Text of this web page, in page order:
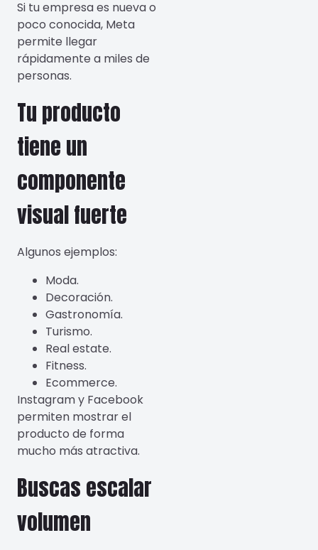
Si tu empresa es nueva o
poco conocida, Meta
permite llegar
rápidamente a miles de
personas.
Tu producto
tiene un
componente
visual fuerte
Algunos ejemplos:
Moda.
Decoración.
Gastronomía.
Turismo.
Real estate.
Fitness.
Ecommerce.
Instagram y Facebook
permiten mostrar el
producto de forma
mucho más atractiva.
Buscas escalar
volumen